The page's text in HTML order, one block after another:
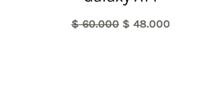
$60.000 $ 48.000